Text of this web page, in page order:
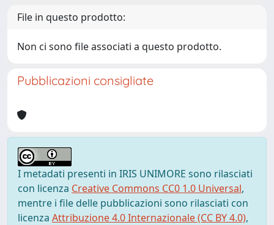
File in questo prodotto:
Non ci sono file associati a questo prodotto.
Pubblicazioni consigliate
I metadati presenti in IRIS UNIMORE sono rilasciati
con licenza Creative Commons CC0 1.0 Universal,
mentre i file delle pubblicazioni sono rilasciati con
licenza Attribuzione 4.0 Internazionale (CC BY 4.0),